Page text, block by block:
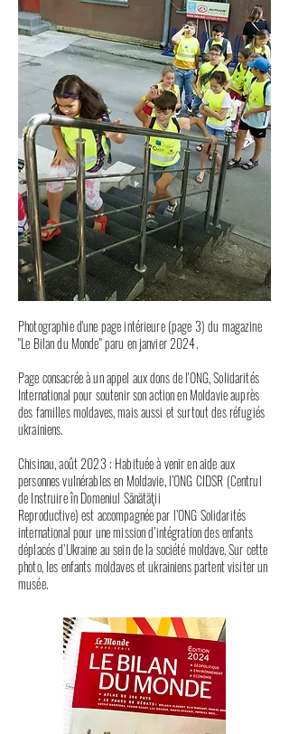
Photographie d'une page intérieure (page 3) du magazine
"Le Bilan du Monde" paru en janvier 2024.
Page consacrée à un appel aux dons de l'ONG, Solidarités
International pour soutenir son action en Moldavie auprès
des familles moldaves, mais aussi et surtout des réfugiés
ukrainiens.
Chisinau, août 2023 : Habituée à venir en aide aux
personnes vulnérables en Moldavie, l’ONG CIDSR (Centrul
de Instruire în Domeniul Sănătăţii
Reproductive) est accompagnée par l’ONG Solidarités
international pour une mission d’intégration des enfants
déplacés d’Ukraine au sein de la société moldave. Sur cette
photo, les enfants moldaves et ukrainiens partent visiter un
musée.